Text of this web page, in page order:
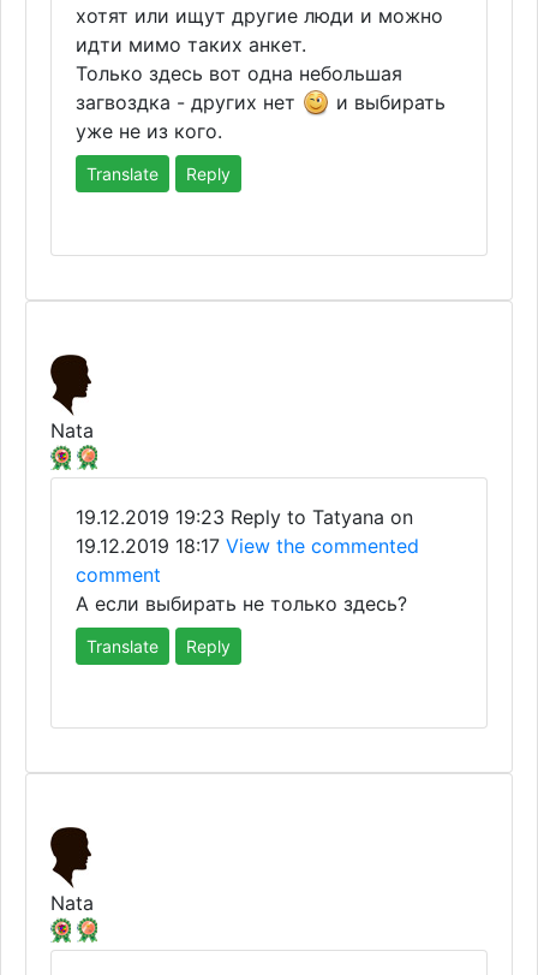
хотят или ищут другие люди и можно
идти мимо таких анкет.
Только здесь вот одна небольшая
загвоздка - других нет
и выбирать
уже не из кого.
Translate Reply
Nata
19.12.2019 19:23 Reply to Tatyana on
19.12.2019 18:17 View the commented
comment
А если выбирать не только здесь?
Translate Reply
Nata